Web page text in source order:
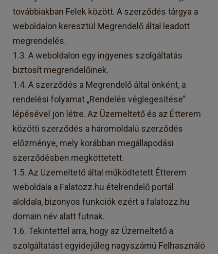
továbbiakban Felek között. A szerződés tárgya a
weboldalon keresztül Megrendelő által leadott
megrendelés.
1.3. A weboldalon egy ingyenes szolgáltatás
biztosít megrendelőinek.
1.4. A szerződés a Megrendelő által önként, a
rendelési folyamat „Rendelés véglegesítése”
lépésével jön létre. Az Üzemeltető és az Étterem
közötti szerződés a háromoldalú szerződés
előzménye, mely korábban megállapodási
szerződésben megköttetett.
1.5. Az Üzemeltető által működtetett Étterem
weboldala a Falatozz.hu ételrendelő portál
aloldala, bizonyos funkciók ezért a falatozz.hu
domain név alatt futnak.
1.6. Tekintettel arra, hogy az Üzemeltető a
szolgáltatást egyidejűleg nagyszámú Felhasználó